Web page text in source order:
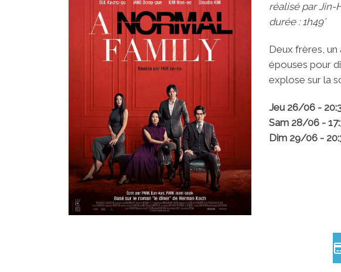
réalisé par Jin-
durée : 1h49’
Deux frères,
épouses pour
explose sur la
Jeu 26/06 -
Sam 28/06 -
Dim 29/06 -